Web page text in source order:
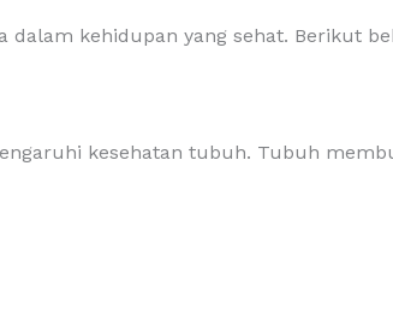
dalam kehidupan yang sehat. Berikut
kesehatan tubuh. Tubuh